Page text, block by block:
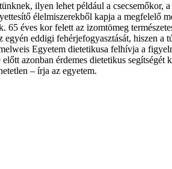
ilyen lehet például a csecsemőkor,
élelmiszerekből kapja a megfelelő
éves kor felett az izomtömeg
eddigi fehérjefogyasztását, hiszen a
Egyetem dietetikusa felhívja a
azonban érdemes dietetikus
– írja az egyetem.